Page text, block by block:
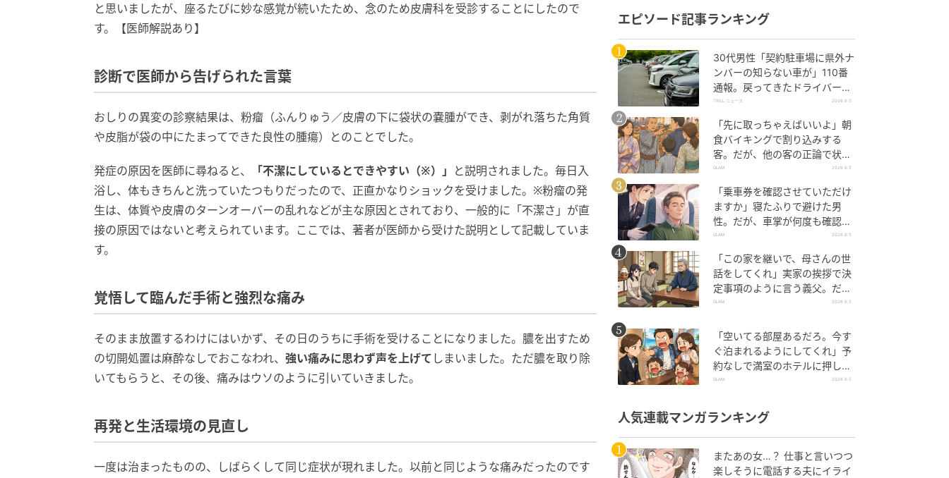
と思いましたが、座るたびに妙な感覚が続いたため、念のため皮膚科を受診することにしたので
す。【医師解説あり】
診断で医師から告げられた言葉
おしりの異変の診察結果は、粉瘤（ふんりゅう／皮膚の下に袋状の嚢腫ができ、剥がれ落ちた角質
や皮脂が袋の中にたまってできた良性の腫瘍）とのことでした。
発症の原因を医師に尋ねると、 「不潔にしているとできやすい（※）」 と説明されました。毎日入
浴し、体もきちんと洗っていたつもりだったので、正直かなりショックを受けました。※粉瘤の発
生は、体質や皮膚のターンオーバーの乱れなどが主な原因とされており、一般的に「不潔さ」が直
接の原因ではないと考えられています。ここでは、著者が医師から受けた説明として記載していま
す。
覚悟して臨んだ手術と強烈な痛み
そのまま放置するわけにはいかず、その日のうちに手術を受けることになりました。膿を出すため
の切開処置は麻酔なしでおこなわれ、 強い痛みに思わず声を上げてしまいました。ただ膿を取り除
いてもらうと、その後、痛みはウソのように引いていきました。
再発と生活環境の見直し
一度は治まったものの、しばらくして同じ症状が現れました。以前と同じような痛みだったのです
エピソード記事ランキング
30代男性「契約駐車場に県外ナ
ンバーの知らない車が」110番
通報。戻ってきたドライバー
の“言い分”に「口論になった」
TRILL ニュース 2026.8.5
「先に取っちゃえばいいよ」朝
食バイキングで割り込みする
客。だが、他の客の正論で状況
が一変
GLAM 2026.8.5
「乗車券を確認させていただけ
ますか」寝たふりで避けた男
性。だが、車掌が何度も確認し
た結果
GLAM 2026.8.5
「この家を継いで、母さんの世
話をしてくれ」実家の挨拶で決
定事項のように言う義父。だ
が、普段は反論しない夫が言っ
GLAM 2026.8.5
「空いてる部屋あるだろ。今す
ぐ泊まれるようにしてくれ」予
約なしで満室のホテルに押しか
けた家族。だが、責任者の対応
GLAM 2026.8.5
人気連載マンガランキング
またあの女…？ 仕事と言いつつ
楽しそうに電話する夫にイライ